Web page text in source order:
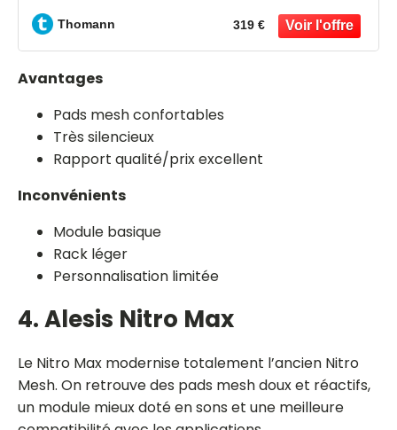
Thomann 319 €
Avantages
Pads mesh confortables
Très silencieux
Rapport qualité/prix excellent
Inconvénients
Module basique
Rack léger
Personnalisation limitée
4. Alesis Nitro Max
Le Nitro Max modernise totalement l’ancien Nitro
Mesh. On retrouve des pads mesh doux et réactifs,
un module mieux doté en sons et une meilleure